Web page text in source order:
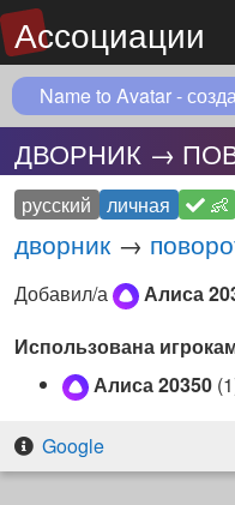
Ассоциации
Name to Avatar -
ДВОРНИК →
русский личная 👶
дворник →
Добавил/а Алиса
Использована
Алиса 20350
Google